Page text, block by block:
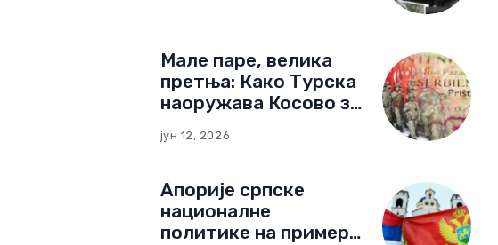
Мале паре, велика
претња: Како Турска
наоружава Косово за
јун 12, 2026
Апорије српске
националне
политике на примеру